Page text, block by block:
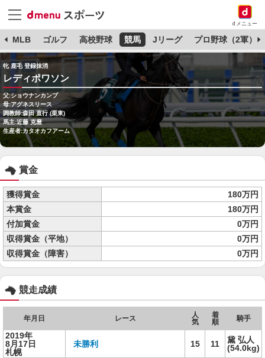
dメニュー
MLB ゴルフ 高校野球 競馬 Jリーグ プロ野球（2軍）
牝 鹿毛 登録抹消
レディポワソン
父:ショウナンカンプ
母:アグネスリース
調教師:森田 直行 (栗東)
馬主:近藤 克麿
生産者:カタオカフアーム
賞金
獲得賞金
180万円
本賞金
180万円
付加賞金
0万円
収得賞金（平地）
0万円
収得賞金（障害）
0万円
競走成績
年月日 レース
人
気
着
順
騎手
2019年
8月17日
札幌
未勝利 15 11
黛 弘人
(54.0kg)